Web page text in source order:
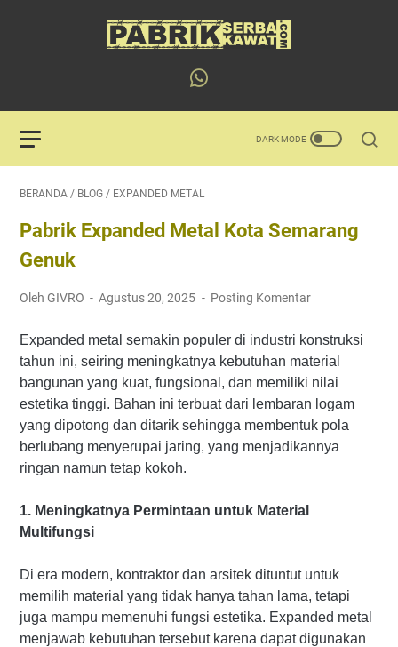
BERANDA / BLOG / EXPANDED METAL
Pabrik Expanded Metal Kota Semarang
Genuk
Oleh GIVRO Agustus 20, 2025 Posting Komentar
Expanded metal semakin populer di industri konstruksi
tahun ini, seiring meningkatnya kebutuhan material
bangunan yang kuat, fungsional, dan memiliki nilai
estetika tinggi. Bahan ini terbuat dari lembaran logam
yang dipotong dan ditarik sehingga membentuk pola
berlubang menyerupai jaring, yang menjadikannya
ringan namun tetap kokoh.
1. Meningkatnya Permintaan untuk Material
Multifungsi
Di era modern, kontraktor dan arsitek dituntut untuk
memilih material yang tidak hanya tahan lama, tetapi
juga mampu memenuhi fungsi estetika. Expanded metal
menjawab kebutuhan tersebut karena dapat digunakan